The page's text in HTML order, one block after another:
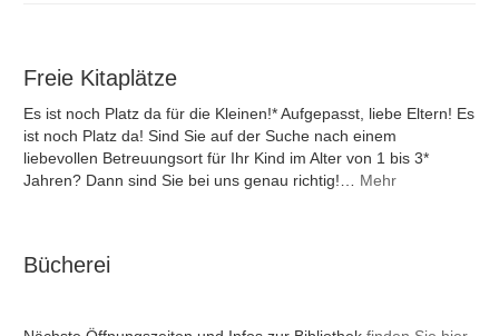
Freie Kitaplätze
Es ist noch Platz da für die Kleinen!* Aufgepasst, liebe Eltern! Es
ist noch Platz da! Sind Sie auf der Suche nach einem
liebevollen Betreuungsort für Ihr Kind im Alter von 1 bis 3*
Jahren? Dann sind Sie bei uns genau richtig!… Mehr
Bücherei